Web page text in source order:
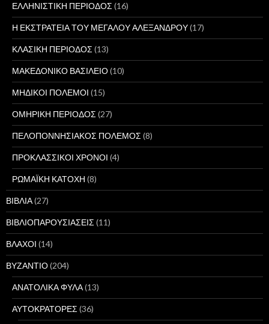
ΕΛΛΗΝΙΣΤΙΚΗ ΠΕΡΙΟΔΟΣ (16)
Η ΕΚΣΤΡΑΤΕΙΑ ΤΟΥ ΜΕΓΑΛΟΥ ΑΛΕΞΑΝΔΡΟΥ(17)
ΚΛΑΣΙΚΗ ΠΕΡΙΟΔΟΣ (13)
ΜΑΚΕΔΟΝΙΚΟ ΒΑΣΙΛΕΙΟ(10)
ΜΗΔΙΚΟΙ ΠΟΛΕΜΟΙ (15)
ΟΜΗΡΙΚΗ ΠΕΡΙΟΔΟΣ (27)
ΠΕΛΟΠΟΝΝΗΣΙΑΚΟΣ ΠΟΛΕΜΟΣ (8)
ΠΡΟΚΛΑΣΣΙΚΟΙ ΧΡΟΝΟΙ (4)
ΡΩΜΑΪΚΗ ΚΑΤΟΧΗ (8)
ΒΙΒΛΙΑ(27)
ΒΙΒΛΙΟΠΑΡΟΥΣΙΑΣΕΙΣ (11)
ΒΛΑΧΟΙ (14)
ΒΥΖΑΝΤΙΟ(204)
ΑΝΑΤΟΛΙΚΑ ΦΥΛΑ(13)
ΑΥΤΟΚΡΑΤΟΡΕΣ (36)